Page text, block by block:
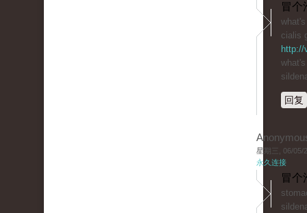
冒个
cialis
http://
回复
星期三, 06/05/
永久连接
冒个